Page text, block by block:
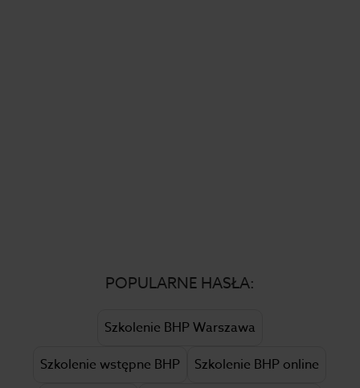
POPULARNE HASŁA:
Szkolenie BHP Warszawa
Szkolenie wstępne BHP
Szkolenie BHP online